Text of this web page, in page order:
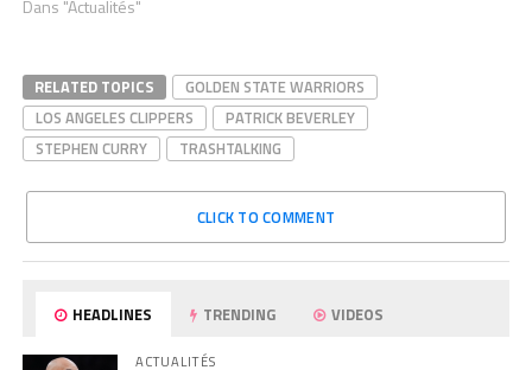
Dans "Actualités"
RELATED TOPICS
GOLDEN STATE WARRIORS
LOS ANGELES CLIPPERS
PATRICK BEVERLEY
STEPHEN CURRY
TRASHTALKING
CLICK TO COMMENT
HEADLINES TRENDING VIDEOS
ACTUALITÉS